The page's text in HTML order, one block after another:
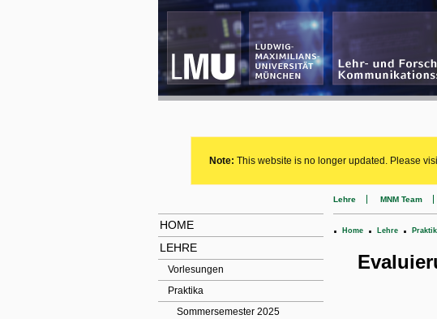
Note: This website is no longer updated. Please
HOME
LEHRE
Vorlesungen
Praktika
Sommersemester 2025
Lehre MNM Team
. Home . Lehre .